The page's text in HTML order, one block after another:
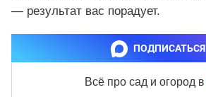
— результат вас порадует.
ПОДПИСАТЬСЯ
Всё про сад и огород в